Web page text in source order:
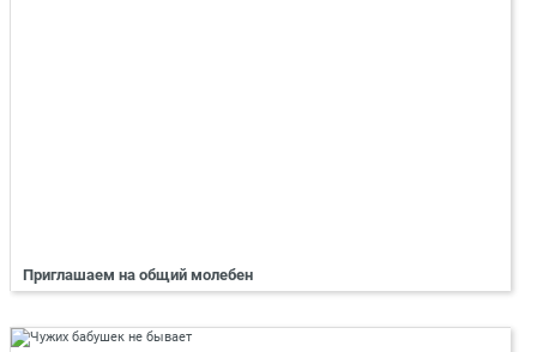
Приглашаем на общий молебен